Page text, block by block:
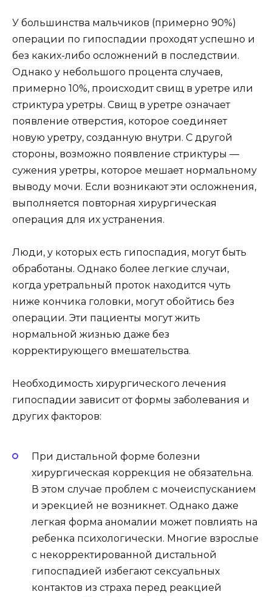
У большинства мальчиков (примерно 90%)
операции по гипоспадии проходят успешно и
без каких-либо осложнений в последствии.
Однако у небольшого процента случаев,
примерно 10%, происходит свищ в уретре или
стриктура уретры. Свищ в уретре означает
появление отверстия, которое соединяет
новую уретру, созданную внутри. С другой
стороны, возможно появление стриктуры —
сужения уретры, которое мешает нормальному
выводу мочи. Если возникают эти осложнения,
выполняется повторная хирургическая
операция для их устранения.
Люди, у которых есть гипоспадия, могут быть
обработаны. Однако более легкие случаи,
когда уретральный проток находится чуть
ниже кончика головки, могут обойтись без
операции. Эти пациенты могут жить
нормальной жизнью даже без
корректирующего вмешательства.
Необходимость хирургического лечения
гипоспадии зависит от формы заболевания и
других факторов:
При дистальной форме болезни
хирургическая коррекция не обязательна.
В этом случае проблем с мочеиспусканием
и эрекцией не возникнет. Однако даже
легкая форма аномалии может повлиять на
ребенка психологически. Многие взрослые
с некорректированной дистальной
гипоспадией избегают сексуальных
контактов из страха перед реакцией